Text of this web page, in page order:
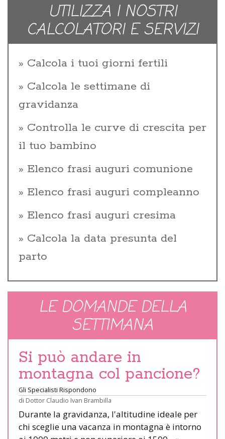
UTILIZZA I NOSTRI
CALCOLATORI E SERVIZI
Calcola i tuoi giorni fertili
Calcola le settimane di
gravidanza
Controlla le curve di crescita per
il tuo bambino
Elenco frasi auguri comunione
Elenco frasi auguri compleanno
Elenco frasi auguri cresima
Calcola la data presunta del
parto
LE DOMANDE DELLA
SETTIMANA
Si può andare in
montagna col pancione?
Gli Specialisti Rispondono
di Dottor Claudio Ivan Brambilla
Durante la gravidanza, l'altitudine ideale per
chi sceglie una vacanza in montagna è intorno